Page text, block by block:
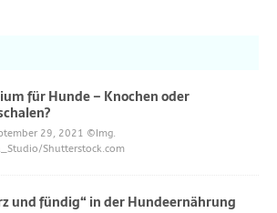
für Hunde – Knochen oder
29, 2021 ©Img.
Shutterstock.com
und fündig“ in der Hundeernährung